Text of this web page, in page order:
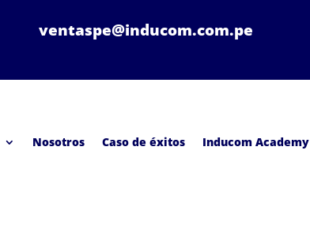
ventaspe@inducom.com.pe
Nosotros Caso de éxitos Inducom Academy